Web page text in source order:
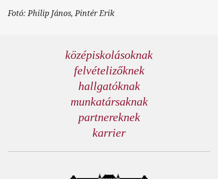
Fotó: Philip János, Pintér Erik
középiskolásoknak
felvételizőknek
hallgatóknak
munkatársaknak
partnereknek
karrier